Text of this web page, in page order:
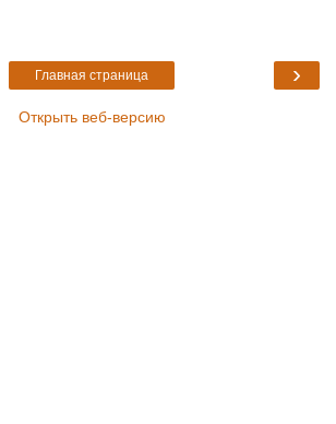
›
Главная страница
Открыть веб-версию